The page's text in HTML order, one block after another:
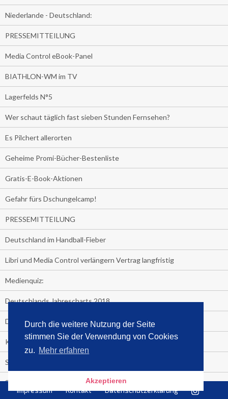
Durch die weitere Nutzung der Seite
stimmen Sie der Verwendung von Cookies
zu. Mehr erfahren
Akzeptieren
Niederlande - Deutschland:
PRESSEMITTEILUNG
Media Control eBook-Panel
BIATHLON-WM im TV
Lagerfelds N°5
Wer schaut täglich fast sieben Stunden Fernsehen?
Es Pilchert allerorten
Geheime Promi-Bücher-Bestenliste
Gratis-E-Book-Aktionen
Gefahr fürs Dschungelcamp!
PRESSEMITTEILUNG
Deutschland im Handball-Fieber
Libri und Media Control verlängern Vertrag langfristig
Medienquiz:
Deutschlands Jahrescharts 2018
Die TV-Quotenkönige 2018
KNV und Media Control verlängern vorzeitig Zusammenarbeit
STRENG VERTRAULICH
Streaming verändert TV?
Impressum Kontakt Datenschutzerklärung